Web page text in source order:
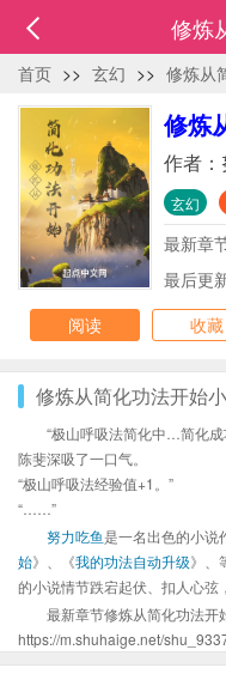
修炼
首页 >> 玄幻 >> 修炼从
修炼
作者：
玄幻
最新章
最后更
阅读
收藏
修炼从简化功法开始
“极山呼吸法简化中…简化
陈斐深吸了一口气。
“极山呼吸法经验值+1。”
“……”
努力吃鱼是一名出色的小说
始》、《我的功法自动升级》、
的小说情节跌宕起伏、扣人心弦
最新章节修炼从简化功法开
https://m.shuhaige.net/